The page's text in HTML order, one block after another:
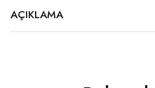
AÇIKLAMA